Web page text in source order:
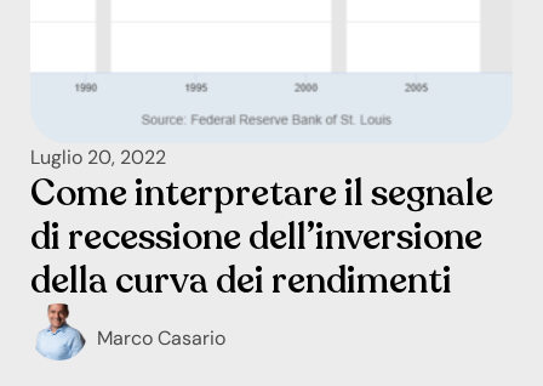
Luglio 20, 2022
Come interpretare il segnale
di recessione dell’inversione
della curva dei rendimenti
Marco Casario